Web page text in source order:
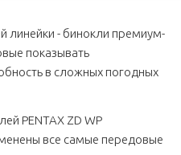
линейки - бинокли премиум-
показывать
в сложных погодных
PENTAX ZD WP
все самые передовые